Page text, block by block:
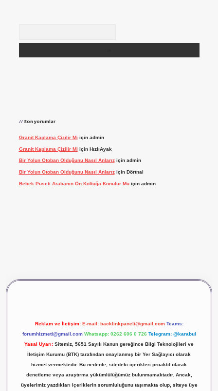
Son yorumlar
Granit Kaplama Çizilir Mi için admin
Granit Kaplama Çizilir Mi için HızlıAyak
Bir Yolun Otoban Olduğunu Nasıl Anlarıziçin admin
Bir Yolun Otoban Olduğunu Nasıl Anlarıziçin Dörtnal
Bebek Puseti Arabanın Ön Koltuğa Konulur Muiçin admin
Reklam ve İletişim: E-mail: backlinkpaneli@gmail.com Teams:
forumhizmeti@gmail.com Whatsapp: 0262 606 0 726 Telegram: @karabul
Yasal Uyarı: Sitemiz, 5651 Sayılı Kanun gereğince Bilgi Teknolojileri ve
İletişim Kurumu (BTK) tarafından onaylanmış bir Yer Sağlayıcı olarak
hizmet vermektedir. Bu nedenle, sitedeki içerikleri proaktif olarak
denetleme veya araştırma yükümlülüğümüz bulunmamaktadır. Ancak,
üyelerimiz yazdıkları içeriklerin sorumluluğunu taşımakta olup, siteye üye